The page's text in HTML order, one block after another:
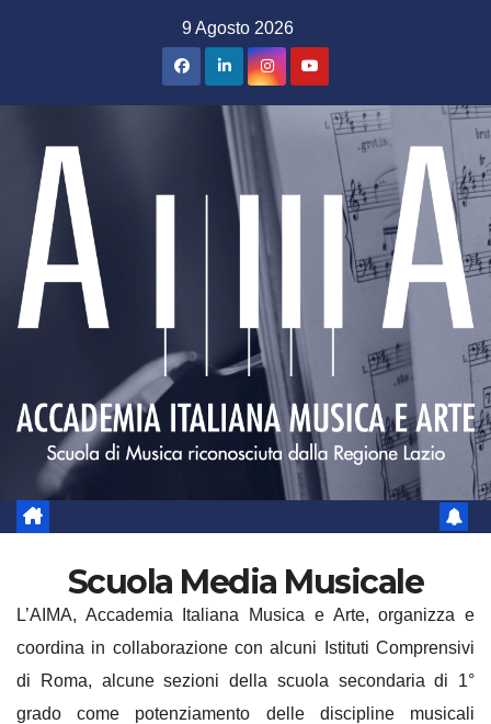
9 Agosto 2026
Scuola Media Musicale
L’AIMA, Accademia Italiana Musica e Arte, organizza e
coordina in collaborazione con alcuni Istituti Comprensivi
di Roma, alcune sezioni della scuola secondaria di 1°
grado come potenziamento delle discipline musicali